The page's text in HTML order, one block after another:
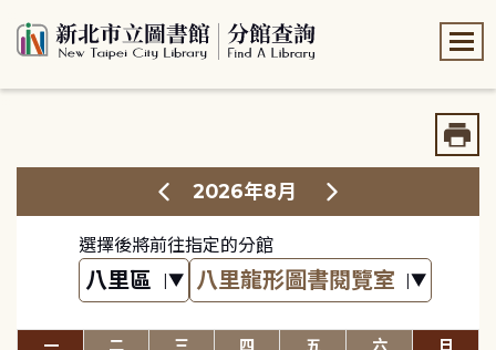
2026年8月
選擇後將前往指定的分館
一 二 三 四 五 六 日